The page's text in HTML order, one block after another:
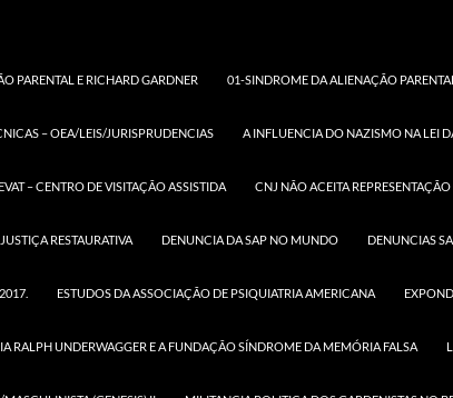
PARENTAL E RICHARD GARDNER 01-SINDROME DA ALIENAÇÃO
– OEA/LEIS/JURISPRUDENCIAS A INFLUENCIA DO NAZISMO NA LEI
– CENTRO DE VISITAÇÃO ASSISTIDA CNJ NÃO ACEITA
RESTAURATIVA DENUNCIA DA SAP NO MUNDO DENUNCIAS
ESTUDOS DA ASSOCIAÇÃO DE PSIQUIATRIA AMERICANA
RALPH UNDERWAGGER E A FUNDAÇÃO SÍNDROME DA MEMÓRIA FALSA
PSICOLOGIA